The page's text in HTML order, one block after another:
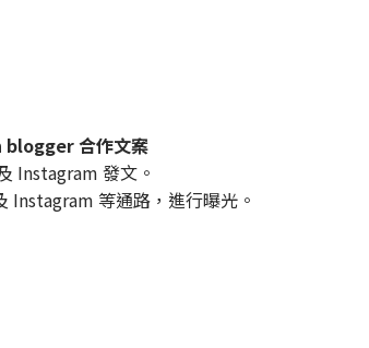
blogger 合作文案
Instagram 發文。
等通路，進行曝光。